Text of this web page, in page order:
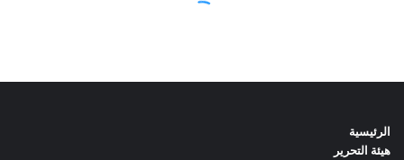
الرئيسية
هيئة التحرير